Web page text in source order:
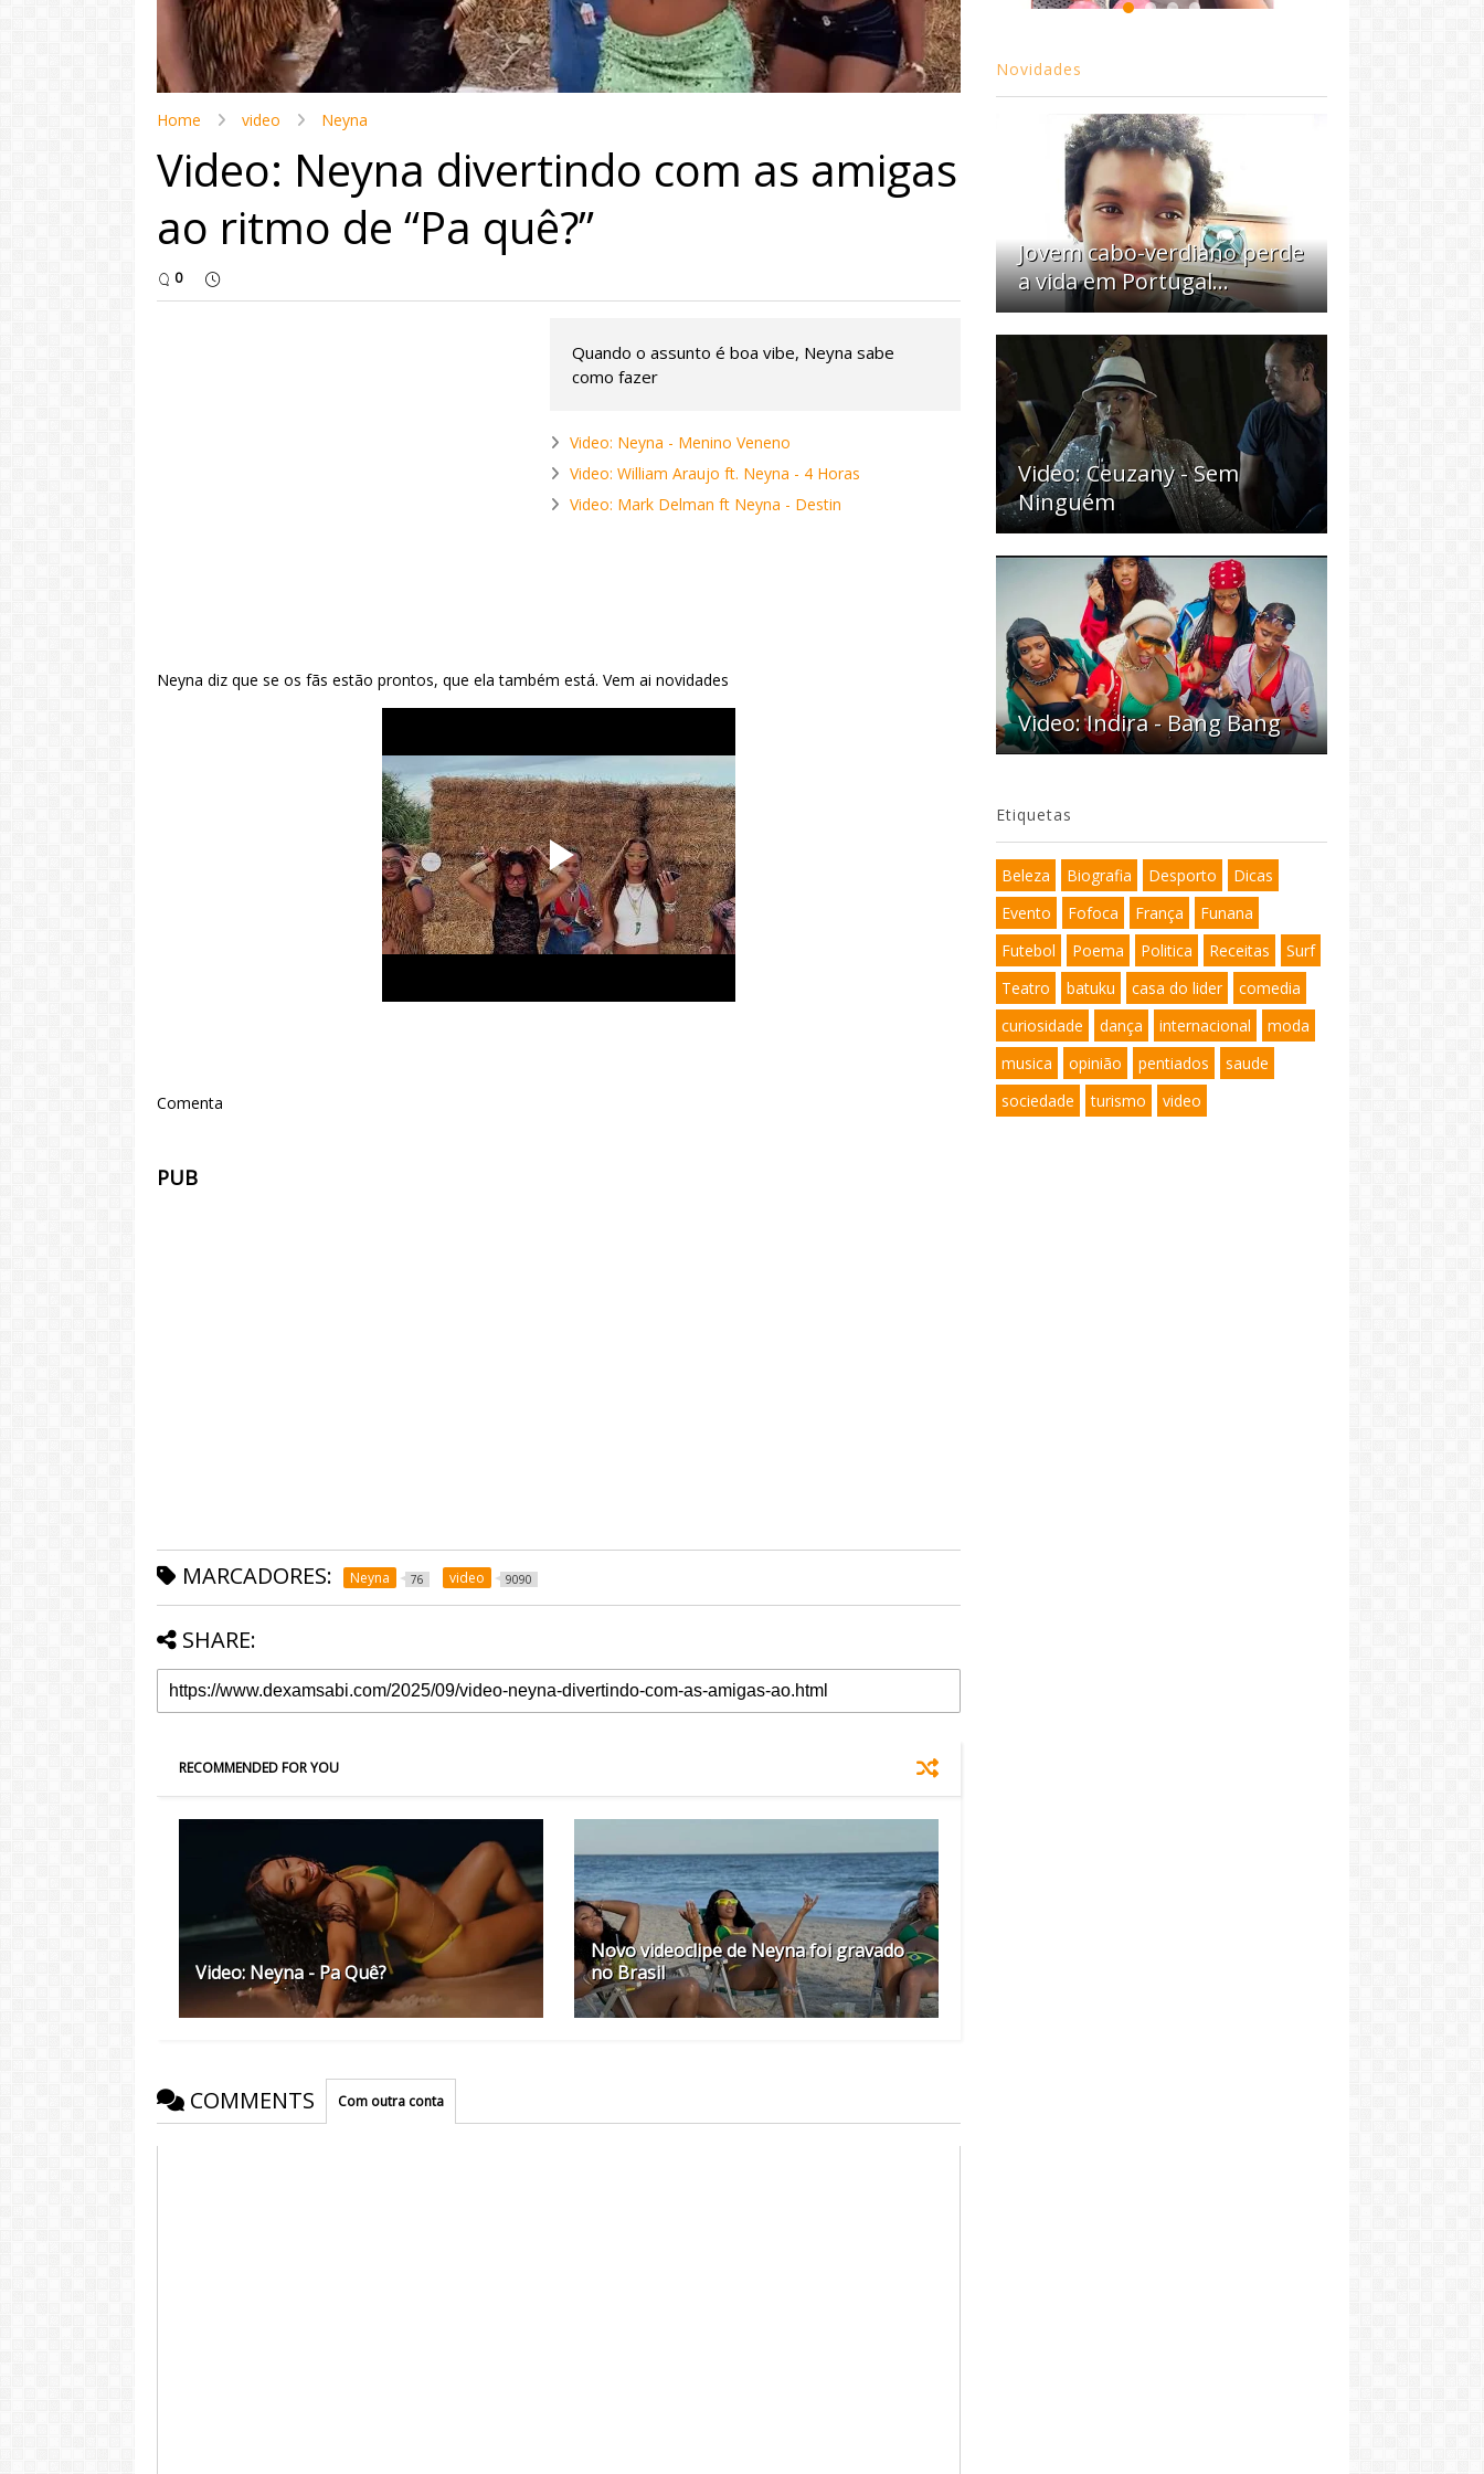
Home video Neyna
Video: Neyna divertindo com as amigas
ao ritmo de “Pa quê?”
0
Quando o assunto é boa vibe, Neyna sabe
como fazer
Video: Neyna - Menino Veneno
Video: William Araujo ft. Neyna - 4 Horas
Video: Mark Delman ft Neyna - Destin
Neyna diz que se os fãs estão prontos, que ela também está. Vem ai novidades
Comenta
PUB
MARCADORES: Neyna 76 video 9090
SHARE:
RECOMMENDED FOR YOU
Video: Neyna - Pa Quê?
Novo videoclipe de Neyna foi gravado
no Brasil
COMMENTS Com outra conta
Novidades
Jovem cabo-verdiano perde
a vida em Portugal...
Video: Ceuzany - Sem
Ninguém
Video: Indira - Bang Bang
Etiquetas
Beleza Biografia Desporto
Dicas
Evento
Fofoca França
Funana
Futebol
Poema Politica Receitas
Surf
Teatro
batuku casa do lider
comedia
curiosidade
dança internacional
moda
musica
opinião pentiados
saude
sociedade
turismo video